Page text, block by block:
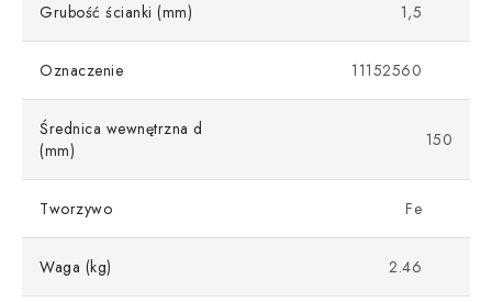
Grubość ścianki (mm) 1,5
Oznaczenie 11152560
Średnica wewnętrzna d
(mm)
150
Tworzywo Fe
Waga (kg) 2.46